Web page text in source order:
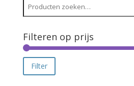
Filteren op prijs
Filter